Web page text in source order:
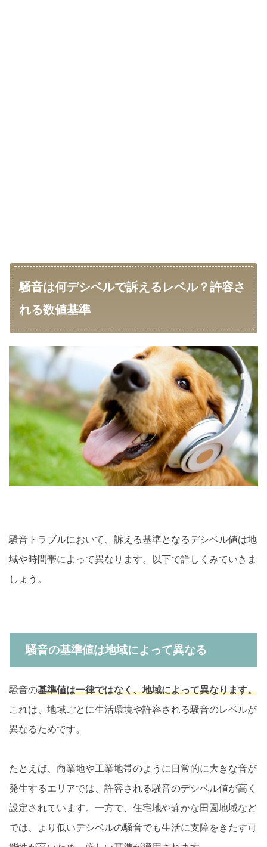
騒音は何デシベルで訴えるレベル？許容さ
れる数値基準
騒音トラブルにおいて、訴える基準となるデシベル値は地
域や時間帯によって異なります。以下で詳しくみていきま
しょう。
騒音の基準値は地域によって異なる
騒音の基準値は一律ではなく、地域によって異なります。
これは、地域ごとに生活環境や許容される騒音のレベルが
異なるためです。
たとえば、商業地や工業地帯のように日常的に大きな音が
発生するエリアでは、許容される騒音のデシベル値が高く
設定されています。一方で、住宅地や静かな田園地域など
では、より低いデシベルの騒音でも生活に支障をきたす可